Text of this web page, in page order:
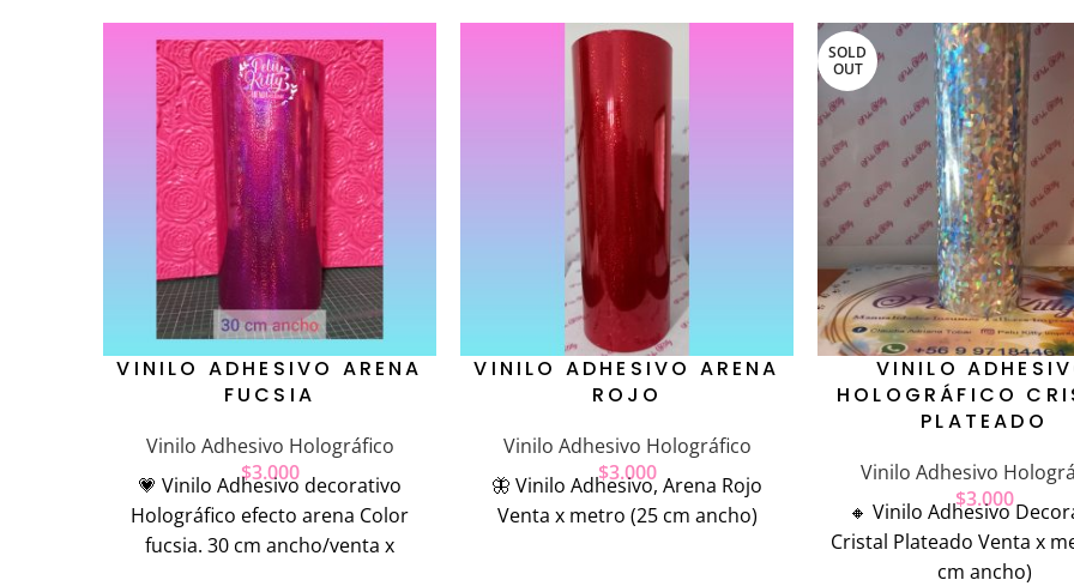
VINILO ADHESIVO ARENA
FUCSIA
Vinilo Adhesivo Holográfico
$3.000
💗 Vinilo Adhesivo decorativo
Holográfico efecto arena Color
fucsia. 30 cm ancho/venta x
VINILO ADHESIVO ARENA
ROJO
Vinilo Adhesivo Holográfico
$3.000
🦋 Vinilo Adhesivo, Arena Rojo
Venta x metro (25 cm ancho)
SOLD
OUT
VINILO
HOLOGRÁFICO
PLATEADO
Vinilo Adhesivo
$3.000
🔸️ Vinilo Adhesivo
Cristal Plateado Venta x
cm ancho)